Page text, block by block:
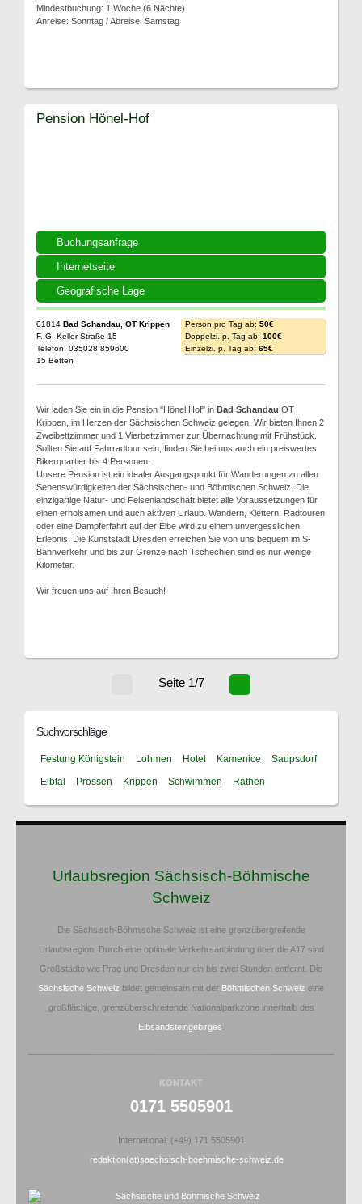
Mindestbuchung: 1 Woche (6 Nächte)
Anreise: Sonntag / Abreise: Samstag
Buchungsanfrage
Internetseite
Geografische Lage
Pension Hönel-Hof
01814 Bad Schandau, OT Krippen
F.-G.-Keller-Straße 15
Telefon: 035028 859600
15 Betten
Person pro Tag ab: 50€
Doppelzi. p. Tag ab: 100€
Einzelzi. p. Tag ab: 65€
Wir laden Sie ein in die Pension "Hönel Hof" in Bad Schandau OT
Krippen, im Herzen der Sächsischen Schweiz gelegen. Wir bieten Ihnen 2
Zweibettzimmer und 1 Vierbettzimmer zur Übernachtung mit Frühstück.
Sollten Sie auf Fahrradtour sein, finden Sie bei uns auch ein preiswertes
Bikerquartier bis 4 Personen.
Unsere Pension ist ein idealer Ausgangspunkt für Wanderungen zu allen
Sehenswürdigkeiten der Sächsischen- und Böhmischen Schweiz. Die
einzigartige Natur- und Felsenlandschaft bietet alle Voraussetzungen für
einen erholsamen und auch aktiven Urlaub. Wandern, Klettern, Radtouren
oder eine Dampferfahrt auf der Elbe wird zu einem unvergesslichen
Erlebnis. Die Kunststadt Dresden erreichen Sie von uns bequem im S-
Bahnverkehr und bis zur Grenze nach Tschechien sind es nur wenige
Kilometer.
Wir freuen uns auf Ihren Besuch!
Seite 1/7
Suchvorschläge
Festung Königstein Lohmen Hotel Kamenice
Saupsdorf
Elbtal
Prossen Krippen Schwimmen Rathen
Urlaubsregion Sächsisch-Böhmische
Schweiz
Die Sächsisch-Böhmische Schweiz ist eine grenzübergreifende
Urlaubsregion. Durch eine optimale Verkehrsanbindung über die A17 sind
Großstädte wie Prag und Dresden nur ein bis zwei Stunden entfernt. Die
Sächsische Schweiz bildet gemeinsam mit der Böhmischen Schweiz eine
großflächige, grenzüberschreitende Nationalparkzone innerhalb des
Elbsandsteingebirges
KONTAKT
0171 5505901
International: (+49) 171 5505901
redaktion(at)saechsisch-boehmische-schweiz.de